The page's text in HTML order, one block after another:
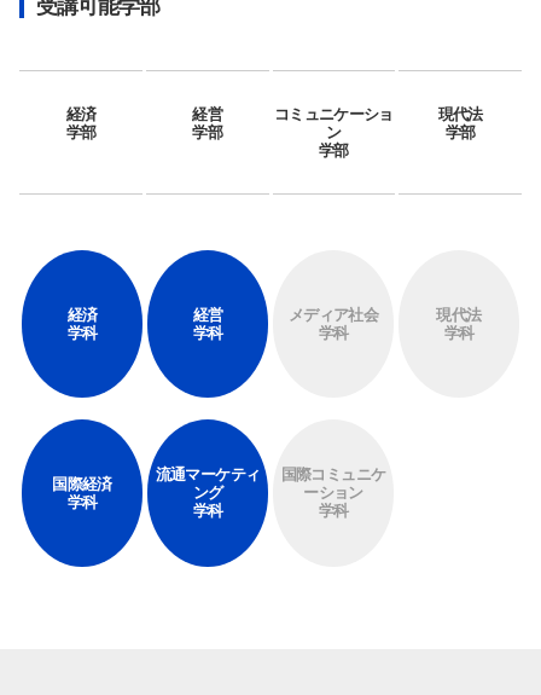
サイト内検索
検索する
よく検索されるページ
受講可能学部
経済
学部
経営
学部
コミュニケーショ
ン
学部
現代法
学部
経済
学科
経営
学科
メディア社会
学科
現代法
学科
国際経済
学科
流通マーケティ
ング
学科
国際コミュニケ
ーション
学科